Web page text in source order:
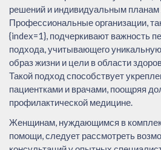
решений и индивидуальным планам
Профессиональные организации,
{index=1}, подчеркивают важность
подхода, учитывающего
образ жизни и цели в области
Такой подход способствует
пациентками и врачами, поощряя
профилактической медицине.
Женщинам, нуждающимся в
помощи, следует рассмотреть